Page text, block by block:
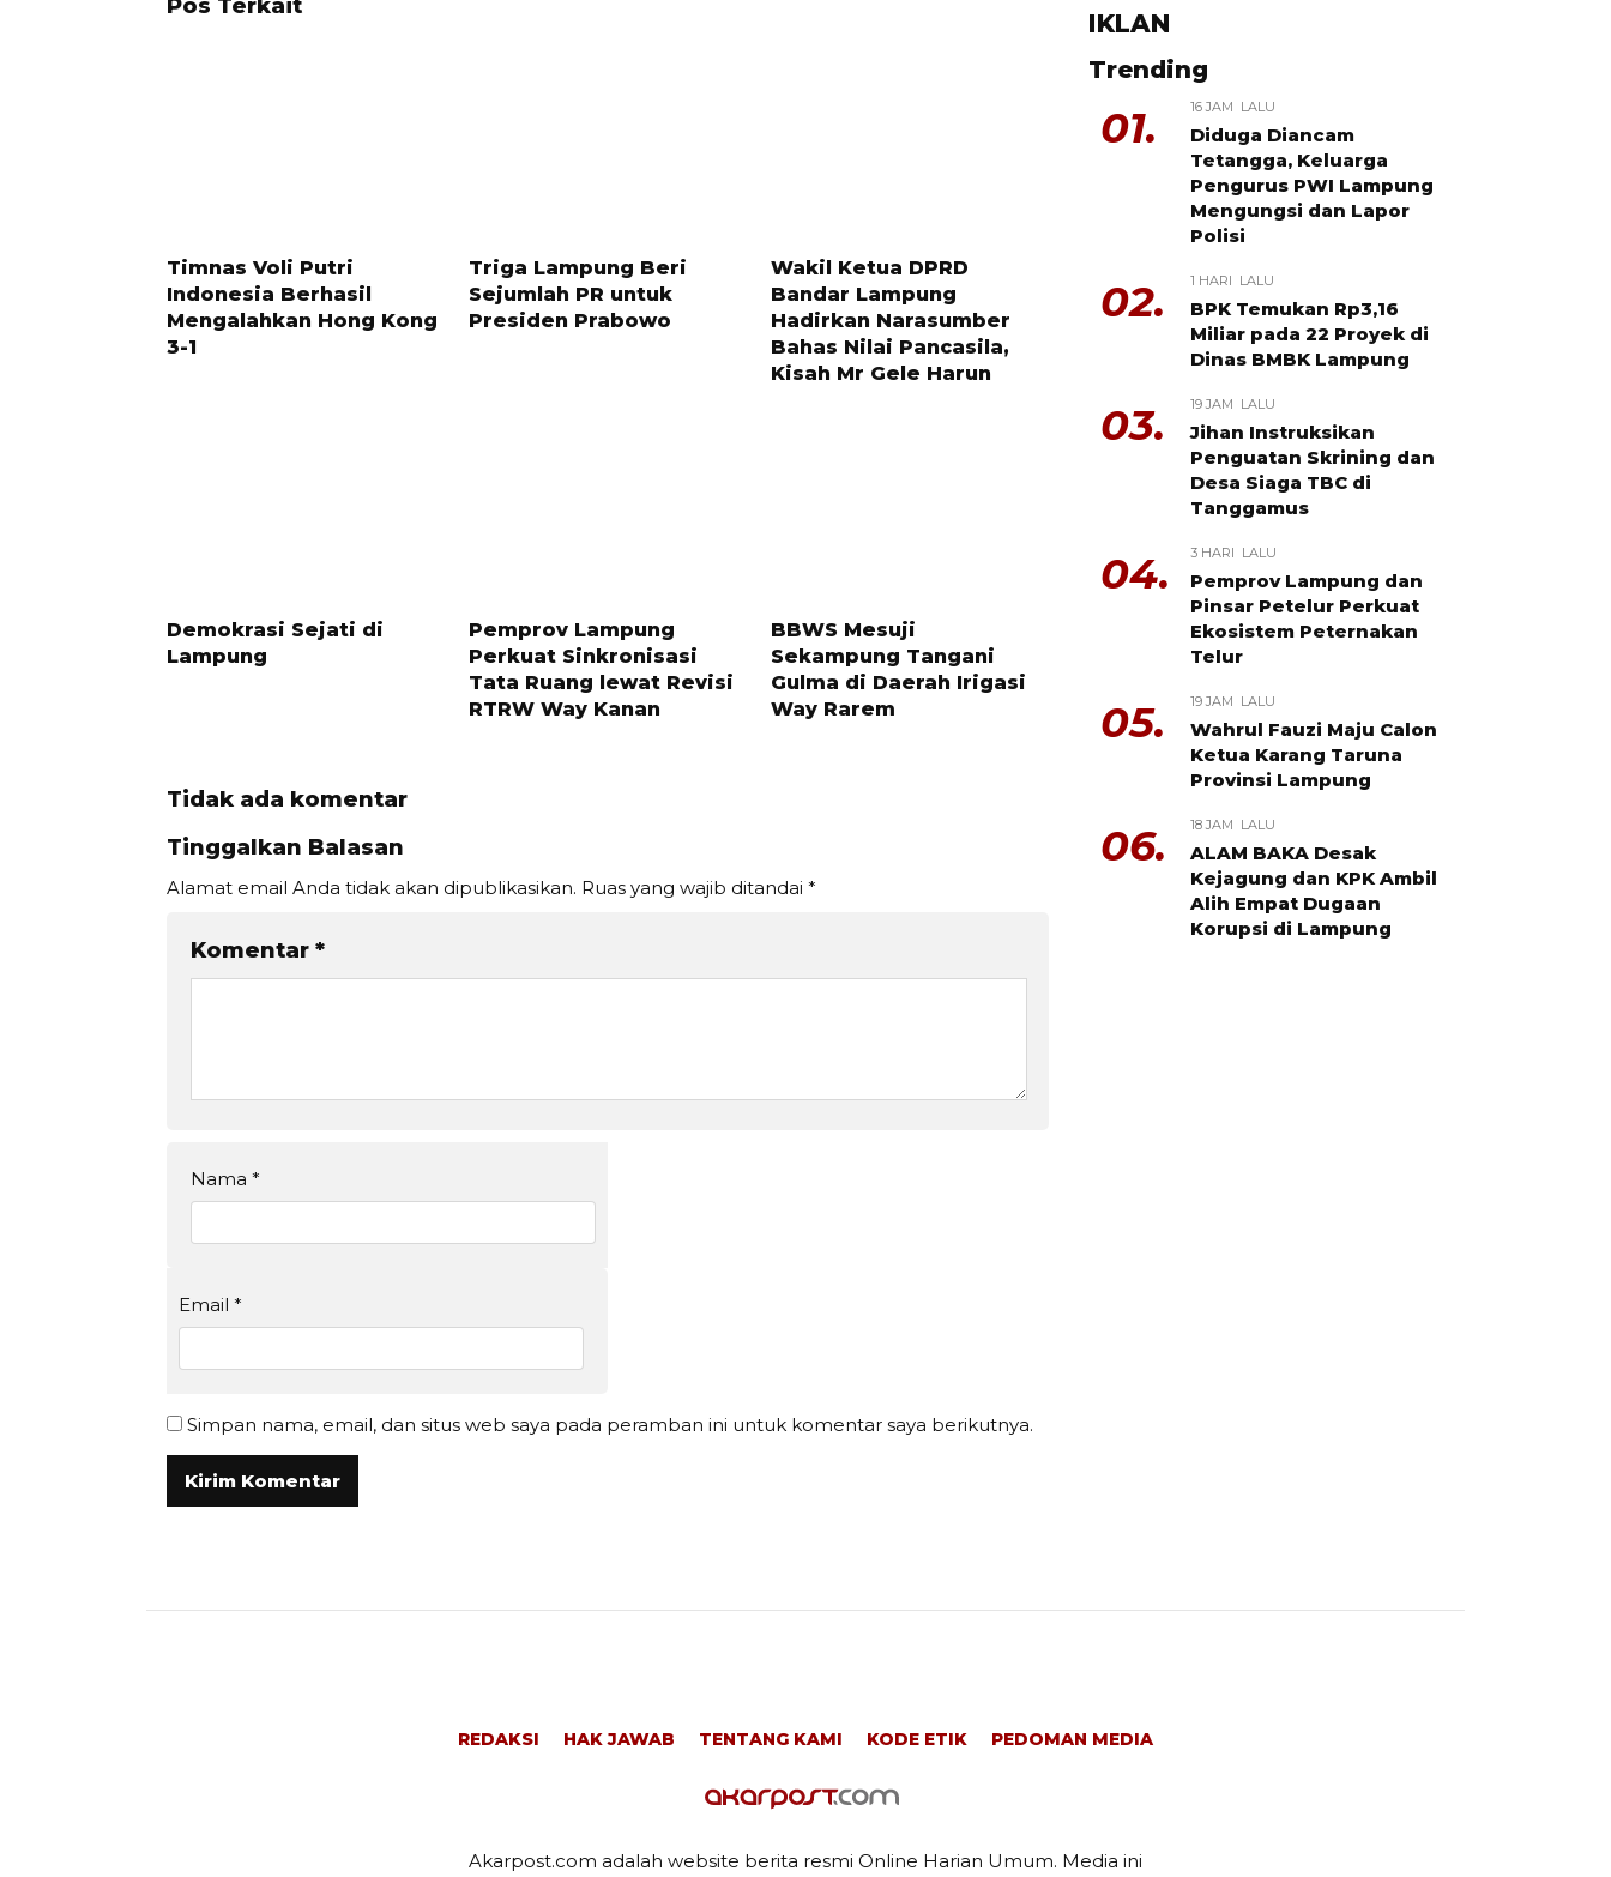
Pos Terkait
Timnas Voli Putri
Indonesia Berhasil
Mengalahkan Hong Kong
3-1
Triga Lampung Beri
Sejumlah PR untuk
Presiden Prabowo
Wakil Ketua DPRD
Bandar Lampung
Hadirkan Narasumber
Bahas Nilai Pancasila,
Kisah Mr Gele Harun
Demokrasi Sejati di
Lampung
Pemprov Lampung
Perkuat Sinkronisasi
Tata Ruang lewat Revisi
RTRW Way Kanan
BBWS Mesuji
Sekampung Tangani
Gulma di Daerah Irigasi
Way Rarem
Tidak ada komentar
Tinggalkan Balasan
Alamat email Anda tidak akan dipublikasikan. Ruas yang wajib ditandai *
Komentar *
Nama *
Email *
Simpan nama, email, dan situs web saya pada peramban ini untuk komentar saya berikutnya.
IKLAN
Trending
01. 16 JAM LALU
Diduga Diancam
Tetangga, Keluarga
Pengurus PWI Lampung
Mengungsi dan Lapor
Polisi
02. 1 HARI LALU
BPK Temukan Rp3,16
Miliar pada 22 Proyek di
Dinas BMBK Lampung
03. 19 JAM LALU
Jihan Instruksikan
Penguatan Skrining dan
Desa Siaga TBC di
Tanggamus
04. 3 HARI LALU
Pemprov Lampung dan
Pinsar Petelur Perkuat
Ekosistem Peternakan
Telur
05. 19 JAM LALU
Wahrul Fauzi Maju Calon
Ketua Karang Taruna
Provinsi Lampung
06. 18 JAM LALU
ALAM BAKA Desak
Kejagung dan KPK Ambil
Alih Empat Dugaan
Korupsi di Lampung
REDAKSI HAK JAWAB TENTANG KAMI KODE ETIK PEDOMAN MEDIA
Akarpost.com adalah website berita resmi Online Harian Umum. Media ini